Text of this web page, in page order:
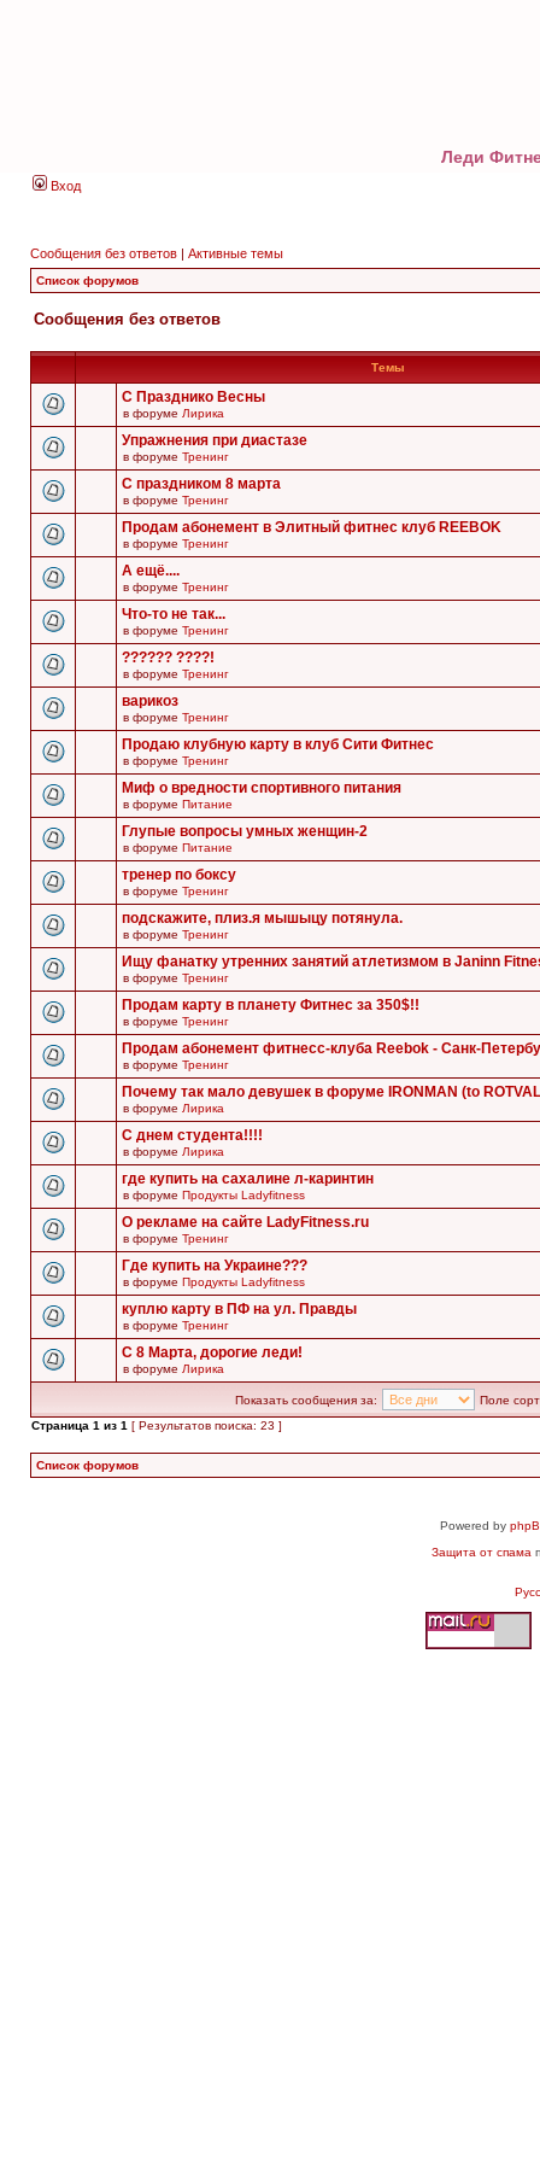
Леди
Вход
Сообщения без ответов | Активные темы
Список форумов
Сообщения без ответов
Темы
С Празднико Весны
в форуме Лирика
Упражнения при диастазе
в форуме Тренинг
С праздником 8 марта
в форуме Тренинг
Продам абонемент в Элитный фитнес клуб REEBOK
в форуме Тренинг
А ещё....
в форуме Тренинг
Что-то не так...
в форуме Тренинг
?????? ????!
в форуме Тренинг
варикоз
в форуме Тренинг
Продаю клубную карту в клуб Сити Фитнес
в форуме Тренинг
Миф о вредности спортивного питания
в форуме Питание
Глупые вопросы умных женщин-2
в форуме Питание
тренер по боксу
в форуме Тренинг
подскажите, плиз.я мышыцу потянула.
в форуме Тренинг
Ищу фанатку утренних занятий атлетизмом в Janinn
в форуме Тренинг
Продам карту в планету Фитнес за 350$!!
в форуме Тренинг
Продам абонемент фитнесс-клуба Reebok - Санк-
в форуме Тренинг
Почему так мало девушек в форуме IRONMAN (to
в форуме Лирика
С днем студента!!!!
в форуме Лирика
где купить на сахалине л-каринтин
в форуме Продукты Ladyfitness
О рекламе на сайте LadyFitness.ru
в форуме Тренинг
Где купить на Украине???
в форуме Продукты Ladyfitness
куплю карту в ПФ на ул. Правды
в форуме Тренинг
С 8 Марта, дорогие леди!
в форуме Лирика
Показать сообщения за:
Поле
Страница 1 из 1 [ Результатов поиска: 23 ]
Список форумов
Powered by
Защита от спама